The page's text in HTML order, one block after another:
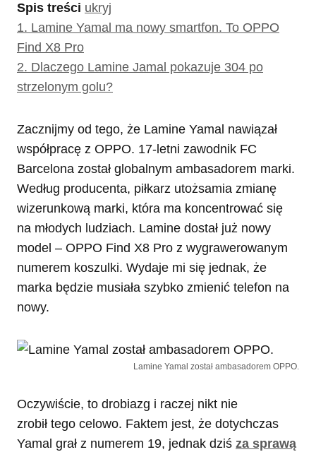
Spis treści ukryj
1. Lamine Yamal ma nowy smartfon. To OPPO
Find X8 Pro
2. Dlaczego Lamine Jamal pokazuje 304 po
strzelonym golu?
Zacznijmy od tego, że Lamine Yamal nawiązał
współpracę z OPPO. 17-letni zawodnik FC
Barcelona został globalnym ambasadorem marki.
Według producenta, piłkarz utożsamia zmianę
wizerunkową marki, która ma koncentrować się
na młodych ludziach. Lamine dostał już nowy
model – OPPO Find X8 Pro z wygrawerowanym
numerem koszulki. Wydaje mi się jednak, że
marka będzie musiała szybko zmienić telefon na
nowy.
Lamine Yamal został ambasadorem OPPO.
Oczywiście, to drobiazg i raczej nikt nie
zrobił tego celowo. Faktem jest, że dotychczas
Yamal grał z numerem 19, jednak dziś za sprawą